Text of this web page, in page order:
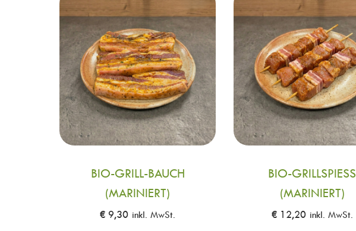
BIO-GRILL-BAUCH
(MARINIERT)
€ 9,30 inkl. MwSt.
BIO-GRILLSPIESS (
MARINIERT)
€12,20 inkl. MwSt.